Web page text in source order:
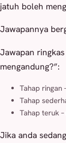
jatuh boleh
Jawapannya
Jawapan
mengandung?”:
Tahap ringan
Tahap
Tahap teruk
Jika anda